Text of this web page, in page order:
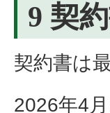
9 契
契約書は
2026年4